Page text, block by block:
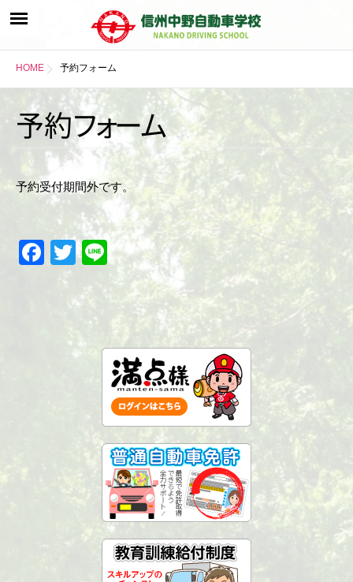
HOME 予約フォーム
予約フォーム
予約受付期間外です。
Facebook
Twitter
Line